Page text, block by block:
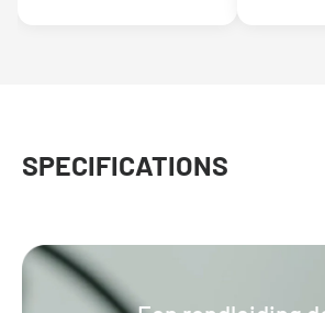
SPECIFICATIONS